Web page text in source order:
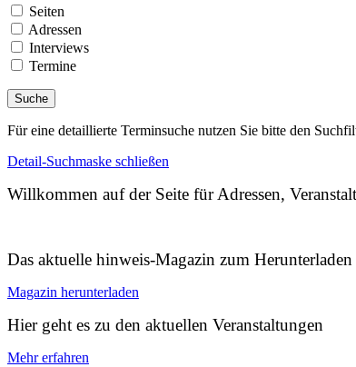
Seiten
Adressen
Interviews
Termine
Für eine detaillierte Terminsuche nutzen Sie bitte den
Detail-Suchmaske schließen
Willkommen auf der Seite für Adressen,
Das aktuelle hinweis-Magazin zum Herunterladen
Magazin herunterladen
Hier geht es zu den aktuellen Veranstaltungen
Mehr erfahren